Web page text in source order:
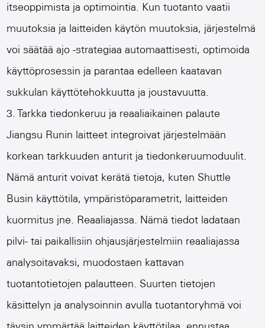
itseoppimista ja optimointia. Kun tuotanto vaatii
muutoksia ja laitteiden käytön muutoksia, järjestelmä
voi säätää ajo -strategiaa automaattisesti, optimoida
käyttöprosessin ja parantaa edelleen kaatavan
sukkulan käyttötehokkuutta ja joustavuutta.
3. Tarkka tiedonkeruu ja reaaliaikainen palaute
Jiangsu Runin laitteet integroivat järjestelmään
korkean tarkkuuden anturit ja tiedonkeruumoduulit.
Nämä anturit voivat kerätä tietoja, kuten Shuttle
Busin käyttötila, ympäristöparametrit, laitteiden
kuormitus jne. Reaaliajassa. Nämä tiedot ladataan
pilvi- tai paikallisiin ohjausjärjestelmiin reaaliajassa
analysoitavaksi, muodostaen kattavan
tuotantotietojen palautteen. Suurten tietojen
käsittelyn ja analysoinnin avulla tuotantoryhmä voi